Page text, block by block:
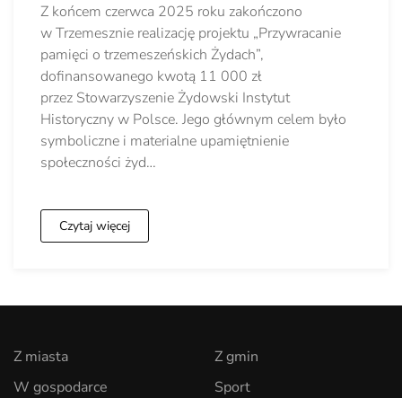
Z końcem czerwca 2025 roku zakończono
w Trzemesznie realizację projektu „Przywracanie
pamięci o trzemeszeńskich Żydach”,
dofinansowanego kwotą 11 000 zł
przez Stowarzyszenie Żydowski Instytut
Historyczny w Polsce. Jego głównym celem było
symboliczne i materialne upamiętnienie
społeczności żyd…
Czytaj więcej
Z miasta
W gospodarce
Z gmin
Sport